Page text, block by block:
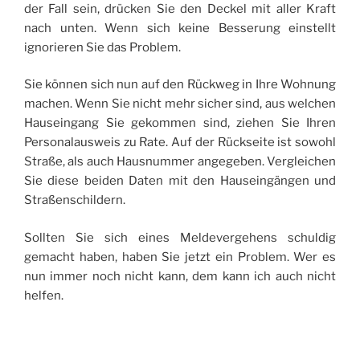
der Fall sein, drücken Sie den Deckel mit aller Kraft
nach unten. Wenn sich keine Besserung einstellt
ignorieren Sie das Problem.
Sie können sich nun auf den Rückweg in Ihre Wohnung
machen. Wenn Sie nicht mehr sicher sind, aus welchen
Hauseingang Sie gekommen sind, ziehen Sie Ihren
Personalausweis zu Rate. Auf der Rückseite ist sowohl
Straße, als auch Hausnummer angegeben. Vergleichen
Sie diese beiden Daten mit den Hauseingängen und
Straßenschildern.
Sollten Sie sich eines Meldevergehens schuldig
gemacht haben, haben Sie jetzt ein Problem. Wer es
nun immer noch nicht kann, dem kann ich auch nicht
helfen.